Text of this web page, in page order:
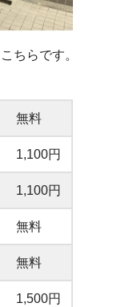
ちらです。
無料
1,100円
1,100円
無料
無料
1,500円